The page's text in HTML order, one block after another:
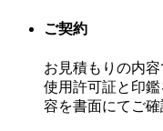
ご契約
お見積もりの内
使用許可証と印
容を書面にてご確